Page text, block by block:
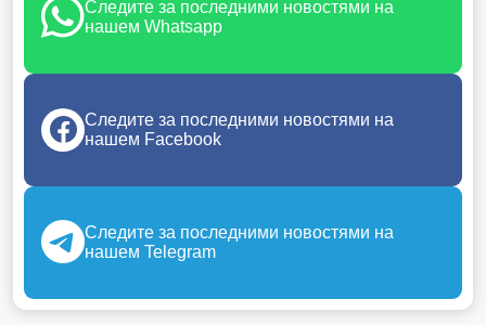
Следите за последними новостями на
нашем Whatsapp
Следите за последними новостями на
нашем Facebook
Следите за последними новостями на
нашем Telegram